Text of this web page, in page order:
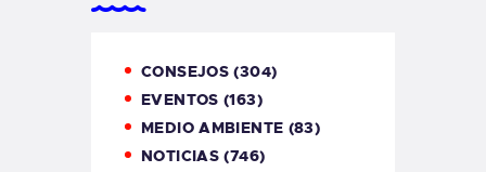
CONSEJOS (304)
EVENTOS (163)
MEDIO AMBIENTE (83)
NOTICIAS (746)